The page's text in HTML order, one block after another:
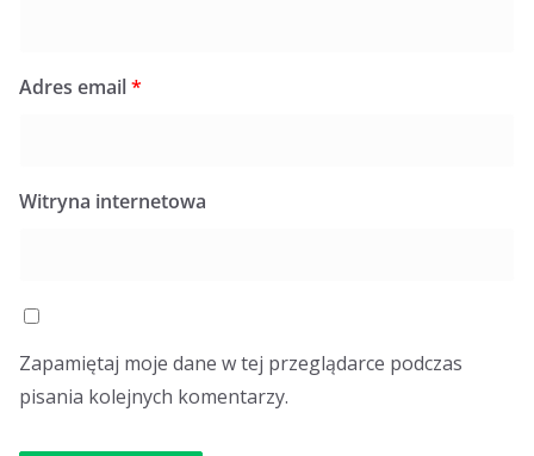
Adres email*
Witryna internetowa
Zapamiętaj moje dane w tej przeglądarce podczas
pisania kolejnych komentarzy.